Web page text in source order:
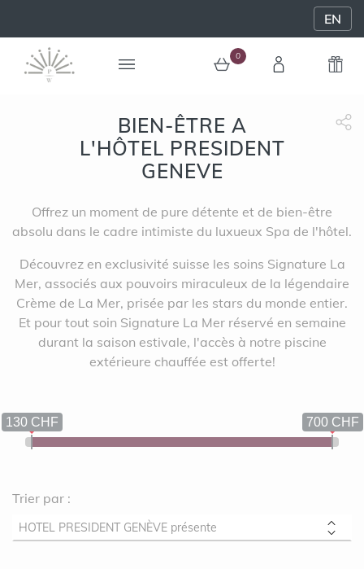
EN
0
0 article au panier
BIEN-ÊTRE A
L'HÔTEL PRESIDENT
GENEVE
Offrez un moment de pure détente et de bien-être
absolu dans le cadre intimiste du luxueux Spa de l'hôtel.
Découvrez en exclusivité suisse les soins Signature La
Mer, associés aux pouvoirs miraculeux de la légendaire
Crème de La Mer, prisée par les stars du monde entier.
Et pour tout soin Signature La Mer réservé en semaine
durant la saison estivale, l'accès à notre piscine
extérieure chauffée est offerte!
130 CHF 700 CHF
Trier par :